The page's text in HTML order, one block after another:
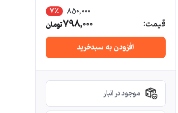
قیمت:
850,000 7٪
798,000تومان
افزودن به سبدخرید
موجود در انبار